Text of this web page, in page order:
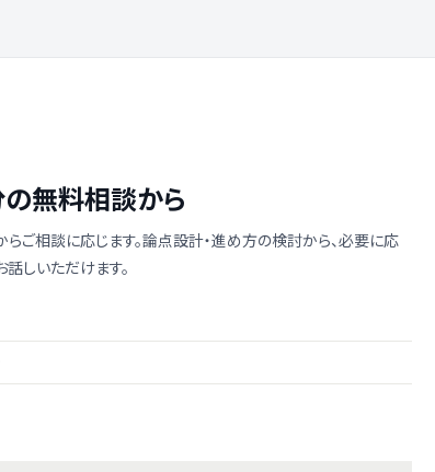
無料相談から
ご相談に応じます。論点設計・進め方の検討から、必要に応
しいただけます。